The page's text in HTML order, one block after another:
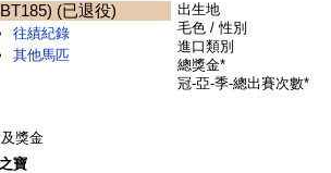
(已退役)
往績紀錄
其他馬匹
出生地
毛色 / 性別
進口類別
總獎金*
冠-亞-季-總出賽次數*
獎金
寶